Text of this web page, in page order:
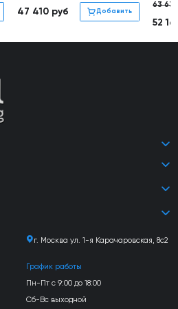
47 410 руб Добавить
63
52
г. Москва ул. 1-я Карачаровская, 8с2
График работы
Пн-Пт с 9:00 до 18:00
Сб-Вс выходной